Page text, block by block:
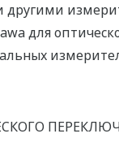
другими
для